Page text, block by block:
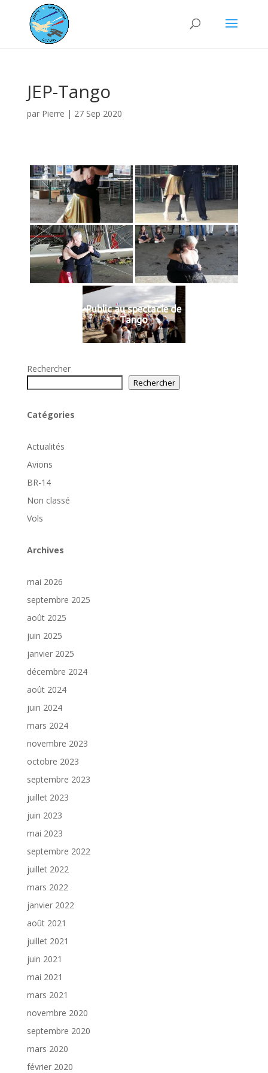
JEP-Tango
par Pierre | 27 Sep 2020
Public au spectacle de
Tango
Rechercher
Rechercher
Catégories
Actualités
Avions
BR-14
Non classé
Vols
Archives
mai 2026
septembre 2025
août 2025
juin 2025
janvier 2025
décembre 2024
août 2024
juin 2024
mars 2024
novembre 2023
octobre 2023
septembre 2023
juillet 2023
juin 2023
mai 2023
septembre 2022
juillet 2022
mars 2022
janvier 2022
août 2021
juillet 2021
juin 2021
mai 2021
mars 2021
novembre 2020
septembre 2020
mars 2020
février 2020